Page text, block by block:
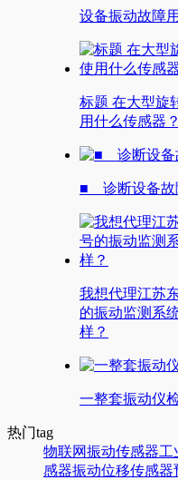
设备振动故障
标题 在大型旋
用什么传感器？
■ 诊断设备故
我想代理江苏
的振动监测系
样？
一整套振动仪
热门tag
物联网振动传感器工
感器振动位移传感器